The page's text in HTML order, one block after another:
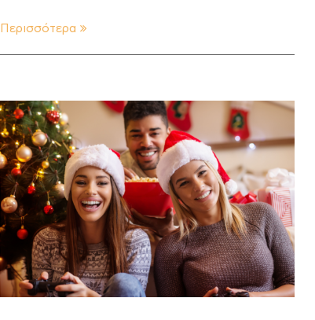
Περισσότερα